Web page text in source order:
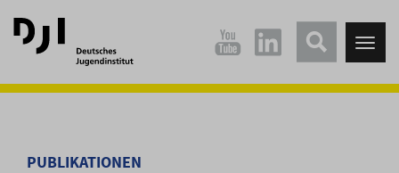
Direkt
zum
Hauptinhalt
Direkt
zum
Hauptmenü
PUBLIKATIONEN